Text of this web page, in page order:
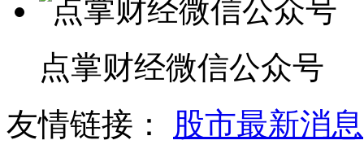
点掌财经微信公众号
友情链接：
股市最新消息